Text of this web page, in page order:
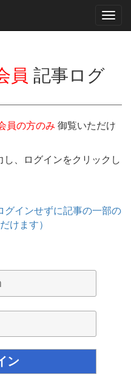
員 記事ログ
員の方のみ 御覧いただけ
し、ログインをクリックし
インせずに記事の一部の
けます）